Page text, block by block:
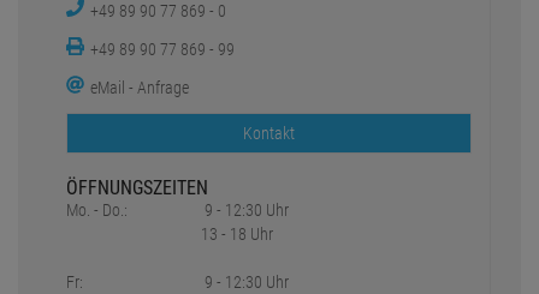
+49 89 90 77 869 - 0
+49 89 90 77 869 - 99
eMail - Anfrage
Kontakt
ÖFFNUNGSZEITEN
Mo. - Do.:
Fr:
9 - 12:30 Uhr
13 - 18 Uhr
9 - 12:30 Uhr